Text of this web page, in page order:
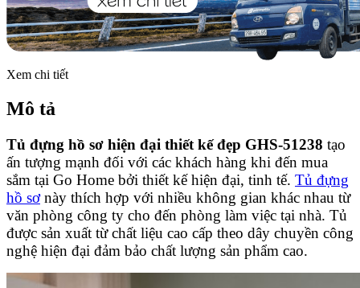
Xem chi tiết
Mô tả
Tủ đựng hồ sơ hiện đại thiết kế đẹp GHS-51238 tạo
ấn tượng mạnh đối với các khách hàng khi đến mua
sắm tại Go Home bởi thiết kế hiện đại, tinh tế. Tủ đựng
hồ sơnày thích hợp với nhiều không gian khác nhau từ
văn phòng công ty cho đến phòng làm việc tại nhà. Tủ
được sản xuất từ chất liệu cao cấp theo dây chuyền công
nghệ hiện đại đảm bảo chất lượng sản phẩm cao.